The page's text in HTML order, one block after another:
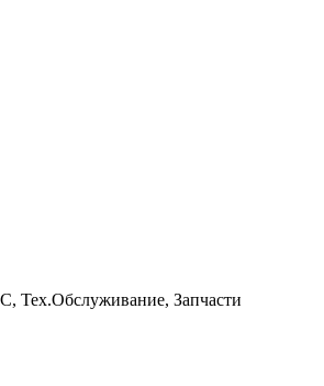
Тех.Обслуживание, Запчасти